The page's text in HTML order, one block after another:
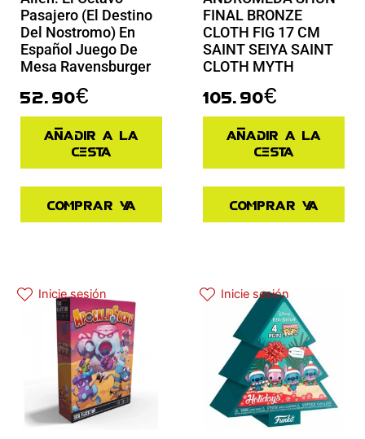
Pasajero (El Destino
Del Nostromo) En
Español Juego De
Mesa Ravensburger
52.90€
Añadir a la
cesta
Comprar ya
FINAL BRONZE
CLOTH FIG 17 CM
SAINT SEIYA SAINT
CLOTH MYTH
105.90€
Añadir a la
cesta
Comprar ya
Inicie sesión Inicie sesión